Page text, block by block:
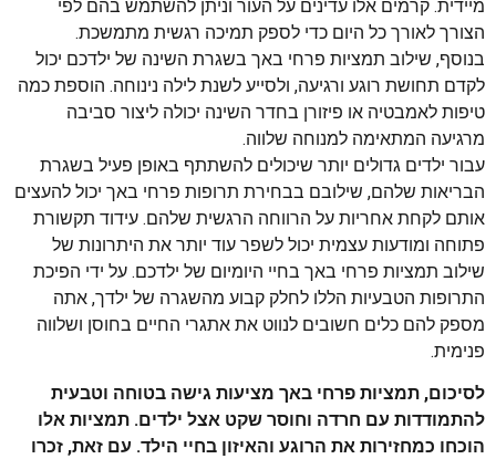
מיידית. קרמים אלו עדינים על העור וניתן להשתמש בהם לפי
הצורך לאורך כל היום כדי לספק תמיכה רגשית מתמשכת.
בנוסף, שילוב תמציות פרחי באך בשגרת השינה של ילדכם יכול
לקדם תחושת רוגע ורגיעה, ולסייע לשנת לילה נינוחה. הוספת כמה
טיפות לאמבטיה או פיזורן בחדר השינה יכולה ליצור סביבה
מרגיעה המתאימה למנוחה שלווה.
עבור ילדים גדולים יותר שיכולים להשתתף באופן פעיל בשגרת
הבריאות שלהם, שילובם בבחירת תרופות פרחי באך יכול להעצים
אותם לקחת אחריות על הרווחה הרגשית שלהם. עידוד תקשורת
פתוחה ומודעות עצמית יכול לשפר עוד יותר את היתרונות של
שילוב תמציות פרחי באך בחיי היומיום של ילדכם. על ידי הפיכת
התרופות הטבעיות הללו לחלק קבוע מהשגרה של ילדך, אתה
מספק להם כלים חשובים לנווט את אתגרי החיים בחוסן ושלווה
פנימית.
לסיכום, תמציות פרחי באך מציעות גישה בטוחה וטבעית
להתמודדות עם חרדה וחוסר שקט אצל ילדים. תמציות אלו
הוכחו כמחזירות את הרוגע והאיזון בחיי הילד. עם זאת, זכרו